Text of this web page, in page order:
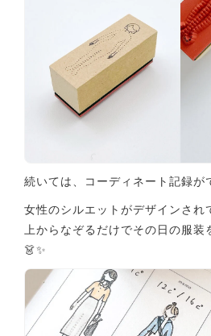
続いては、コーディネート記録が
女性のシルエットがデザインされ
上からなぞるだけでその日の服
👗✨